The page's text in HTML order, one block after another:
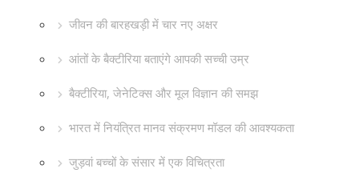
जीवन की बारहखड़ी में चार नए अक्षर
आंतों के बैक्टीरिया बताएंगे आपकी सच्ची उम्र
बैक्टीरिया, जेनेटिक्स और मूल विज्ञान की समझ
भारत में नियंत्रित मानव संक्रमण मॉडल की आवश्यकता
जुड़वां बच्चों के संसार में एक विचित्रता